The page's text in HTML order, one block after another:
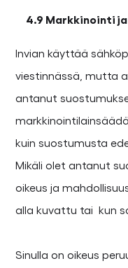
4.9 Markkinointi
Invian käyttää
viestinnässä, mutta
antanut
kuin suostumusta
Mikäli olet antanut
oikeus ja
alla kuvattu tai kun
Sinulla on oikeus